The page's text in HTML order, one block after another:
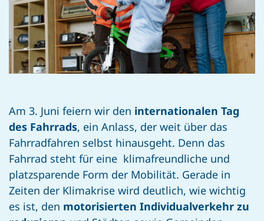
Am 3. Juni feiern wir den internationalen Tag
des Fahrrads, ein Anlass, der weit über das
Fahrradfahren selbst hinausgeht. Denn das
Fahrrad steht für eine klimafreundliche und
platzsparende Form der Mobilität. Gerade in
Zeiten der Klimakrise wird deutlich, wie wichtig
es ist, den motorisierten Individualverkehr zu